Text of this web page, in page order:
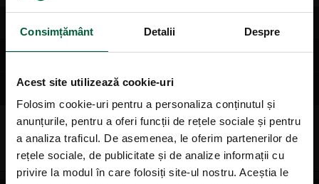
Consimțământ Detalii Despre
Acest site utilizează cookie-uri
Folosim cookie-uri pentru a personaliza conținutul și
anunțurile, pentru a oferi funcții de rețele sociale și pentru
a analiza traficul. De asemenea, le oferim partenerilor de
rețele sociale, de publicitate și de analize informații cu
privire la modul în care folosiți site-ul nostru. Aceștia le
Australia AFL
Final
Fremantle Doc.
Adelaide Crow.
vi. 13:10 |5342
1
1.27
2
3.30